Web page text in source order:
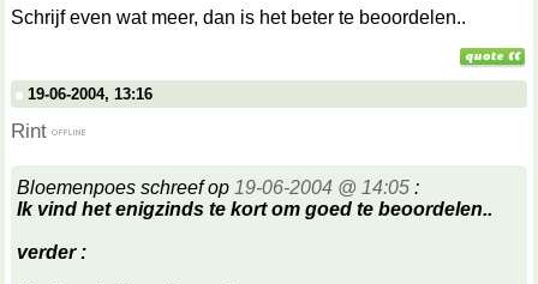
Schrijf even wat meer, dan is het beter te beoordelen..
19-06-2004, 13:16
Rint
Bloemenpoes schreef op 19-06-2004 @ 14:05 :
Ik vind het enigzinds te kort om goed te beoordelen..
verder :